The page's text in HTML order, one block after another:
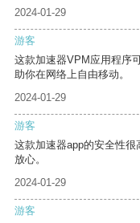
2024-01-29
游客
这款加速器VPM应用程序
助你在网络上自由移动。
2024-01-29
游客
这款加速器app的安全性
放心。
2024-01-29
游客